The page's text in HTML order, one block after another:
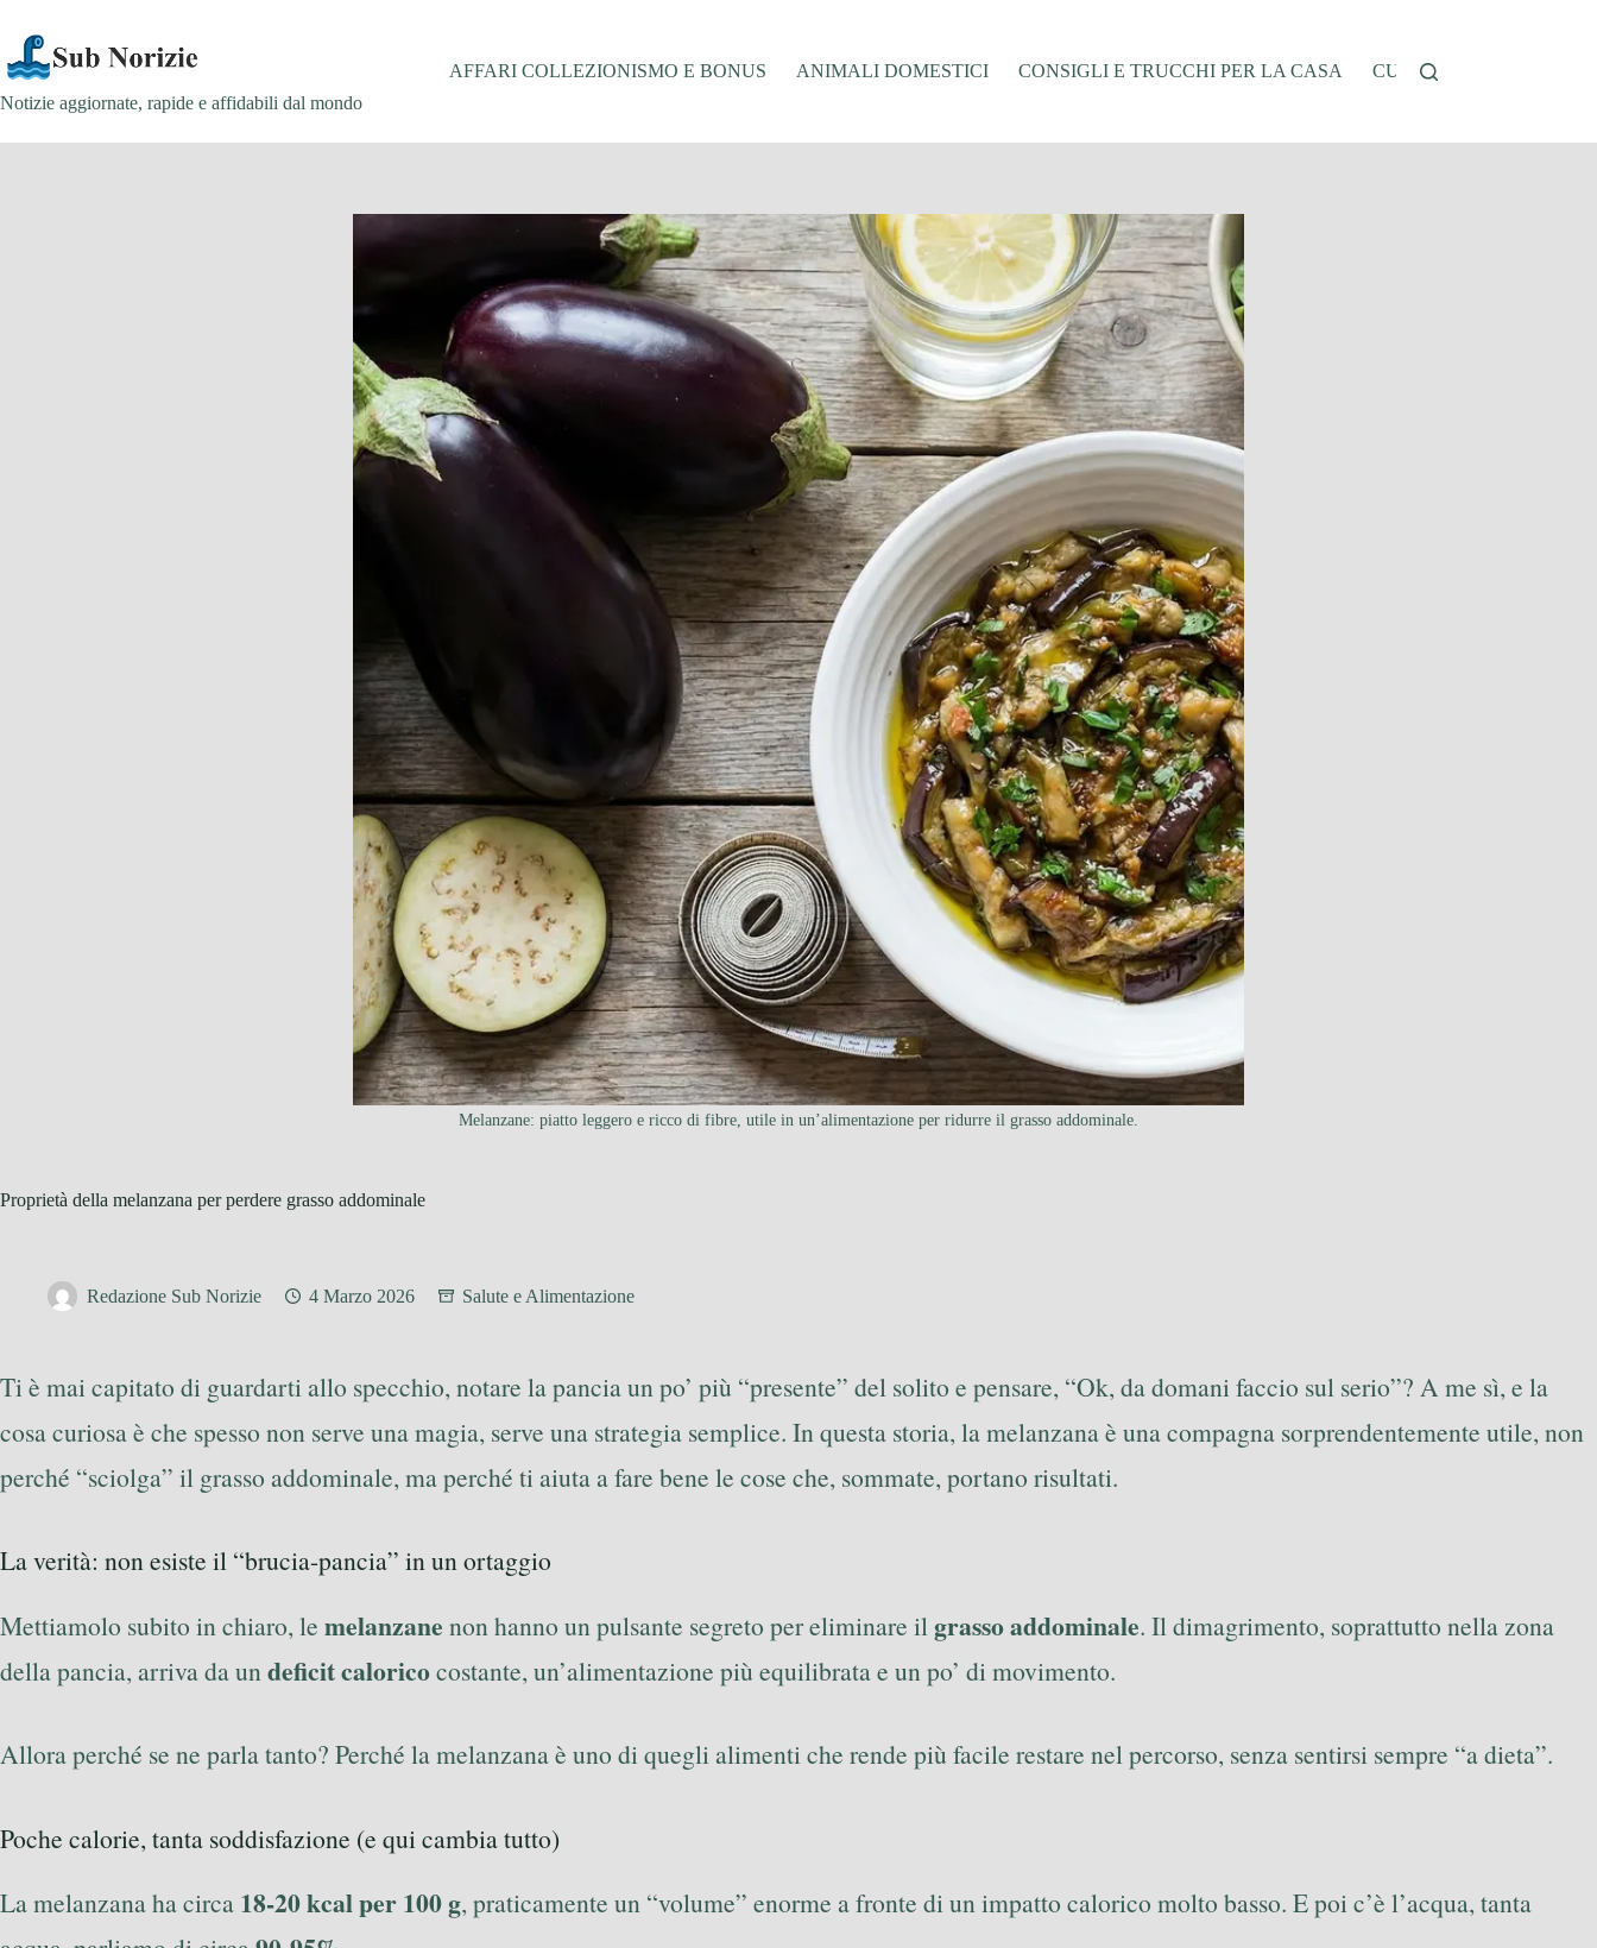
contenuto
Notizie aggiornate, rapide e affidabili dal mondo
AFFARI COLLEZIONISMO E BONUS ANIMALI DOMESTICI CONSIGLI E TRUCCHI PER LA CASA CUCINA E RICETTE
Melanzane: piatto leggero e ricco di fibre, utile in un’alimentazione per ridurre il grasso addominale.
Proprietà della melanzana per perdere grasso addominale
Redazione Sub Norizie 4 Marzo 2026 Salute e Alimentazione
Ti è mai capitato di guardarti allo specchio, notare la pancia un po’ più “presente” del solito e pensare, “Ok, da domani faccio sul serio”? A me sì, e la
cosa curiosa è che spesso non serve una magia, serve una strategia semplice. In questa storia, la melanzana è una compagna sorprendentemente utile, non
perché “sciolga” il grasso addominale, ma perché ti aiuta a fare bene le cose che, sommate, portano risultati.
La verità: non esiste il “brucia-pancia” in un ortaggio
Mettiamolo subito in chiaro, le melanzane non hanno un pulsante segreto per eliminare ilgrasso addominale. Il dimagrimento, soprattutto nella zona
della pancia, arriva da undeficit caloricocostante, un’alimentazione più equilibrata e un po’ di movimento.
Allora perché se ne parla tanto? Perché la melanzana è uno di quegli alimenti che rende più facile restare nel percorso, senza sentirsi sempre “a dieta”.
Poche calorie, tanta soddisfazione (e qui cambia tutto)
La melanzana ha circa 18-20 kcal per 100 g, praticamente un “volume” enorme a fronte di un impatto calorico molto basso. E poi c’è l’acqua, tanta